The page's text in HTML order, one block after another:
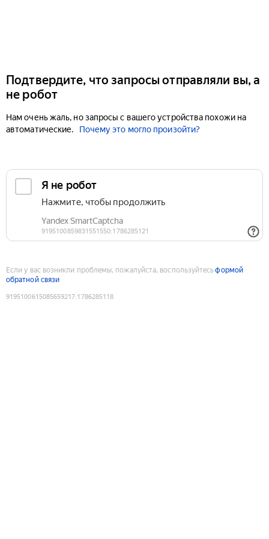
Подтвердите, что запросы отправляли вы, а
не робот
Нам очень жаль, но запросы с вашего устройства похожи на
автоматические.
Почему это могло произойти?
Если у вас возникли проблемы, пожалуйста, воспользуйтесьформой
обратной связи
9195100615085659217:1786285118